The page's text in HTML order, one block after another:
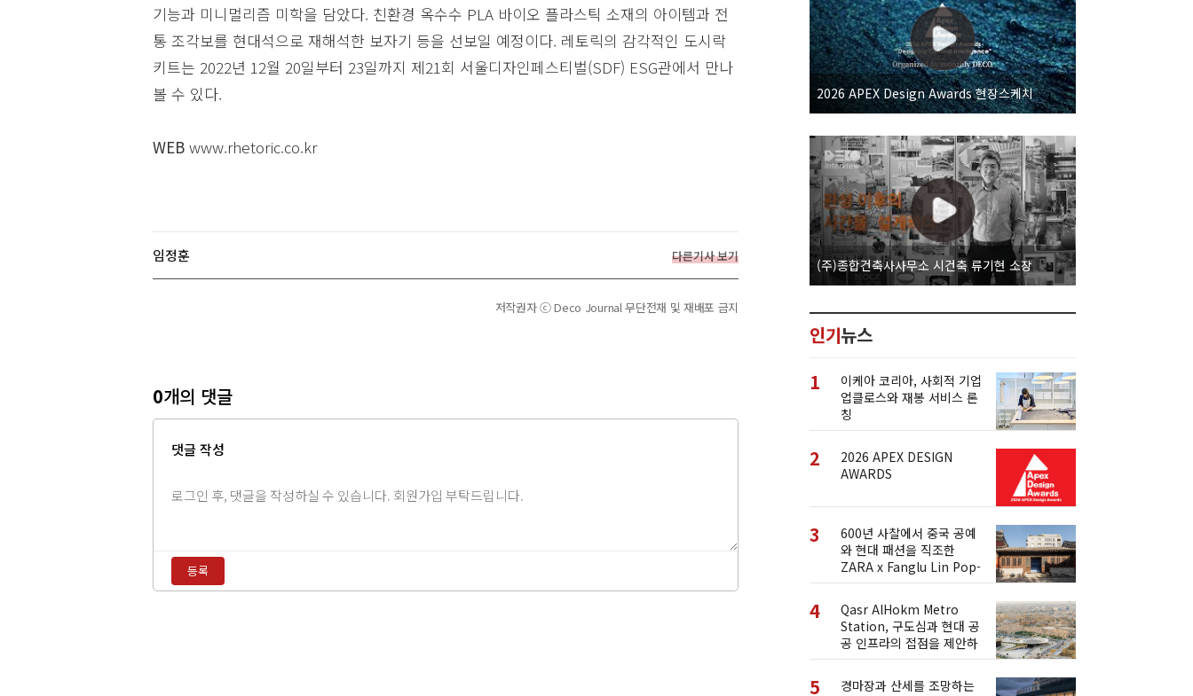
기능과 미니멀리즘 미학을 담았다. 친환경 옥수수 PLA 바이오 플라스틱 소재의 아이템과 전
통 조각보를 현대석으로 재해석한 보자기 등을 선보일 예정이다. 레토릭의 감각적인 도시락
키트는 2022년 12월 20일부터 23일까지 제21회 서울디자인페스티벌(SDF) ESG관에서 만나
볼 수 있다.
WEB www.rhetoric.co.kr
임정훈 다른기사 보기
저작권자 ⓒ Deco Journal 무단전재 및 재배포 금지
0개의 댓글
댓글 작성
력
등록
2026 APEX Design Awards 현장스케치
(주)종합건축사사무소 시건축 류기현 소장
인기뉴스
1
이케아 코리아, 사회적 기업
업클로스와 재봉 서비스 론
칭
2
2026 APEX DESIGN
AWARDS
3
600년 사찰에서 중국 공예
와 현대 패션을 직조한
ZARA x Fanglu Lin Pop-
Up
4
Qasr AlHokm Metro
Station, 구도심과 현대 공
공 인프라의 접점을 제안하
다
5
경마장과 산세를 조망하는